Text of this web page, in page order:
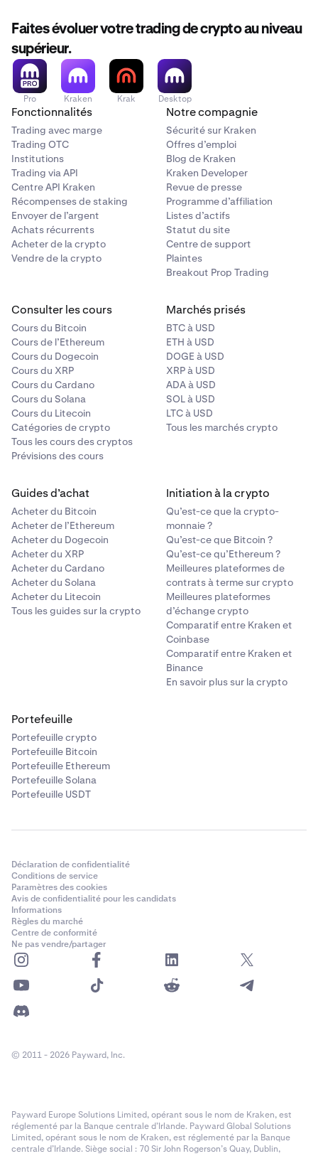
Faites évoluer votre trading de crypto au niveau
supérieur.
Pro Kraken Krak Desktop
Fonctionnalités
Trading avec marge
Trading OTC
Institutions
Trading via API
Centre API Kraken
Récompenses de staking
Envoyer de l’argent
Achats récurrents
Acheter de la crypto
Vendre de la crypto
Notre compagnie
Sécurité sur Kraken
Offres d’emploi
Blog de Kraken
Kraken Developer
Revue de presse
Programme d’affiliation
Listes d’actifs
Statut du site
Centre de support
Plaintes
Breakout Prop Trading
Consulter les cours
Cours du Bitcoin
Cours de l’Ethereum
Cours du Dogecoin
Cours du XRP
Cours du Cardano
Cours du Solana
Cours du Litecoin
Catégories de crypto
Tous les cours des cryptos
Prévisions des cours
Marchés prisés
BTC à USD
ETH à USD
DOGE à USD
XRP à USD
ADA à USD
SOL à USD
LTC à USD
Tous les marchés crypto
Guides d’achat
Acheter du Bitcoin
Acheter de l’Ethereum
Acheter du Dogecoin
Acheter du XRP
Acheter du Cardano
Acheter du Solana
Acheter du Litecoin
Tous les guides sur la crypto
Initiation à la crypto
Qu’est-ce que la crypto-
monnaie ?
Qu’est-ce que Bitcoin ?
Qu’est-ce qu’Ethereum ?
Meilleures plateformes de
contrats à terme sur crypto
Meilleures plateformes
d’échange crypto
Comparatif entre Kraken et
Coinbase
Comparatif entre Kraken et
Binance
En savoir plus sur la crypto
Portefeuille
Portefeuille crypto
Portefeuille Bitcoin
Portefeuille Ethereum
Portefeuille Solana
Portefeuille USDT
Déclaration de confidentialité
Conditions de service
Paramètres des cookies
Avis de confidentialité pour les candidats
Informations
Règles du marché
Centre de conformité
Ne pas vendre/partager
© 2011 - 2026 Payward, Inc.
Payward Europe Solutions Limited, opérant sous le nom de Kraken, est
réglementé par la Banque centrale d’Irlande. Payward Global Solutions
Limited, opérant sous le nom de Kraken, est réglementé par la Banque
centrale d’Irlande. Siège social : 70 Sir John Rogerson’s Quay, Dublin,